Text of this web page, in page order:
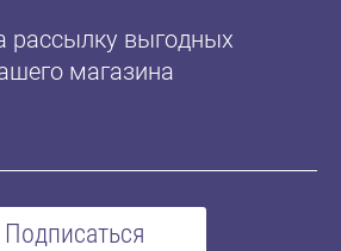
рассылку выгодных
магазина
Подписаться